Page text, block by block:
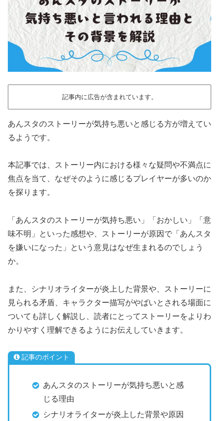
記事内に広告が含まれています。
あんスタのストーリーが気持ち悪いと感じる方が増えてい
るようです。
本記事では、ストーリー内における様々な疑問や不満点に
焦点を当て、なぜそのように感じるプレイヤーが多いのか
を探ります。
「あんスタのストーリーが気持ち悪い」「おかしい」「意
味不明」といった感想や、ストーリーが原因で「あんスタ
を嫌いになった」という意見はなぜ生まれるのでしょう
か。
また、シナリオライターが炎上した背景や、ストーリーに
見られる矛盾、キャラクター描写がやばいとされる場面に
ついても詳しく解説し、読者にとってストーリーをよりわ
かりやすく理解できるようにお伝えしていきます。
記事のポイント
あんスタのストーリーが気持ち悪いと感
じる理由
シナリオライターが炎上した背景や原因